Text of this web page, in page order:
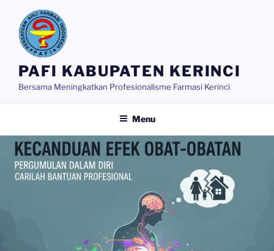
content
PAFI KABUPATEN KERINCI
Bersama Meningkatkan Profesionalisme Farmasi Kerinci
Menu